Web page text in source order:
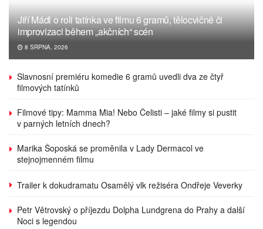
Jiří Mádl o roli tatínka ve filmu 6 gramů, tělocvičně či
improvizaci během „akčních“ scén
8 SRPNA, 2026
Slavnosní premiéru komedie 6 gramů uvedli dva ze čtyř
filmových tatínků
Filmové tipy: Mamma Mia! Nebo Čelisti – jaké filmy si pustit
v parných letních dnech?
Marika Šoposká se proměnila v Lady Dermacol ve
stejnojmenném filmu
Trailer k dokudramatu Osamělý vlk režiséra Ondřeje Veverky
Petr Větrovský o příjezdu Dolpha Lundgrena do Prahy a další
Noci s legendou